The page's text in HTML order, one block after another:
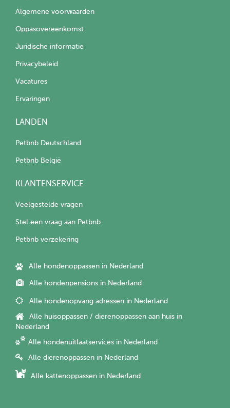
Algemene voorwaarden
Oppasovereenkomst
Juridische informatie
Privacybeleid
Vacatures
Ervaringen
LANDEN
Petbnb Deutschland
Petbnb België
KLANTENSERVICE
Veelgestelde vragen
Stel een vraag aan Petbnb
Petbnb verzekering
Alle hondenoppassen in Nederland
Alle hondenpensions in Nederland
Alle hondenopvang adressen in Nederland
Alle huisoppassen / dierenoppassen aan huis in
Nederland
Alle hondenuitlaatservices in Nederland
Alle dierenoppassen in Nederland
Alle kattenoppassen in Nederland